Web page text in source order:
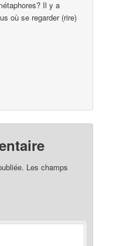
Il y a
où se regarder (rire)
Les champs